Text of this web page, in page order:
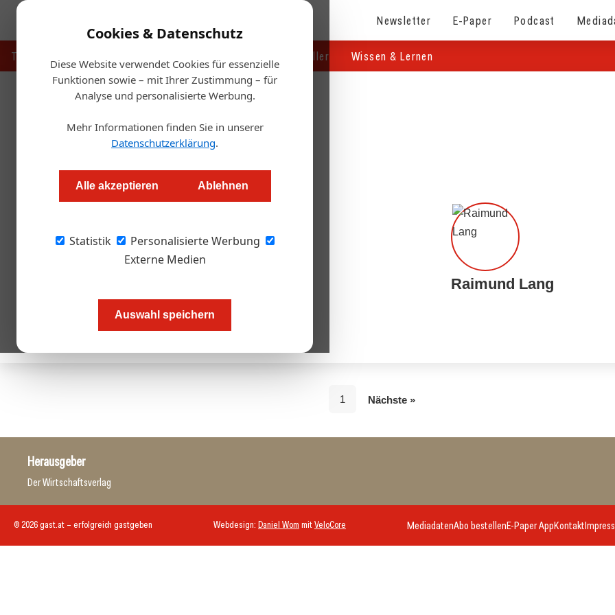
Cookies & Datenschutz
Diese Website verwendet Cookies für essenzielle
Funktionen sowie – mit Ihrer Zustimmung – für
Analyse und personalisierte Werbung.
Mehr Informationen finden Sie in unserer
Datenschutzerklärung.
Alle akzeptieren Ablehnen
Statistik
Personalisierte Werbung
Externe Medien
Auswahl speichern
Newsletter E-Paper Podcast
Touristik Handel & Hersteller Wissen & Lernen
Raimund Lang
1 Nächste »
Herausgeber
Der Wirtschaftsverlag
© 2026 gast.at – erfolgreich gastgeben Webdesign: Daniel Wom mitVeloCore MediadatenAbo bestellenE-Paper AppKontakt